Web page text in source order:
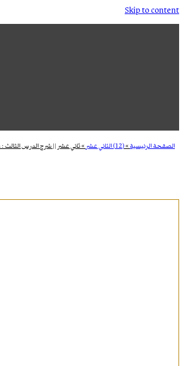
Skip to content
الصفحة الرئيسية»(12) الثاني عشر »ثاني عشر || شرح الدرس الثالث : Dossier (3) || Une soirée || Communication